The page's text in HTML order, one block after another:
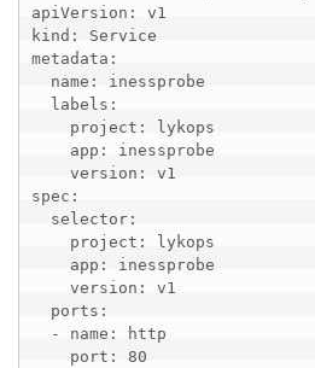
apiVersion: v1
kind: Service
metadata:
name: inessprobe
labels:
project: lykops
app: inessprobe
version: v1
spec:
selector:
project: lykops
app: inessprobe
version: v1
ports:
- name: http
port: 80